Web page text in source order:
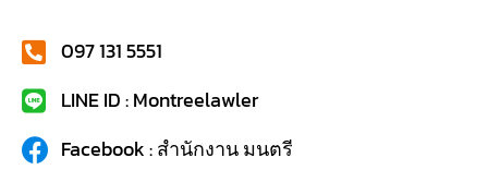
097 131 5551
LINE ID : Montreelawler
Facebook : สำนักงาน มนตรี